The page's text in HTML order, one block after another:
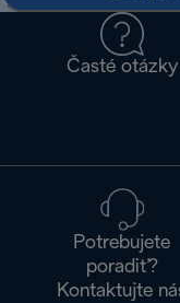
Časté otázky
Potrebujete
poradiť?
Kontaktujte